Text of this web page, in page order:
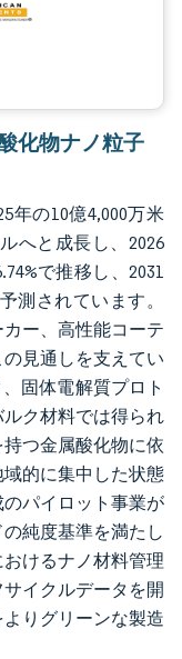
化物ナノ粒子
年の10億4,000万米
へと成長し、2026
で推移し、2031
測されています。
ー、高性能コーテ
見通しを支えてい
固体電解質プロト
ク材料では得られ
つ金属酸化物に依
的に集中した状態
パイロット事業が
純度基準を満たし
けるナノ材料管理
イクルデータを開
りグリーンな製造